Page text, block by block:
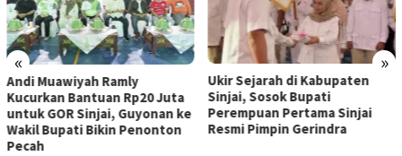
« »
Andi Muawiyah Ramly
Kucurkan Bantuan Rp20 Juta
untuk GOR Sinjai, Guyonan ke
Wakil Bupati Bikin Penonton
Pecah
Ukir Sejarah di Kabupaten
Sinjai, Sosok Bupati
Perempuan Pertama Sinjai
Resmi Pimpin Gerindra